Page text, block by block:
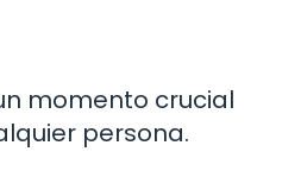
momento crucial
persona.